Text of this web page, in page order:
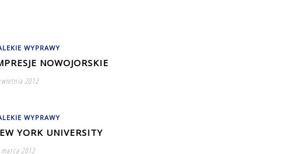
WYPRAWY
NOWOJORSKIE
2012
WYPRAWY
YORK UNIVERSITY
2012